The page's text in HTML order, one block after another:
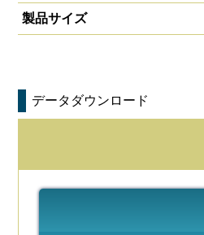
製品サイズ
データダウンロード